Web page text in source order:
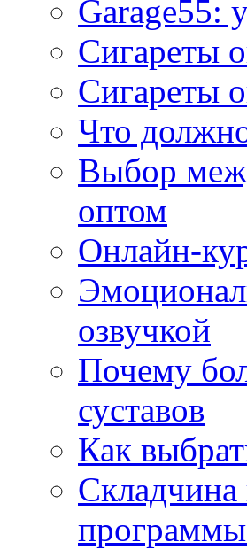
Garage55:
Сигареты
Сигареты
Что
Выбор
оптом
Онлайн-
озвучкой
Почему
суставов
Как